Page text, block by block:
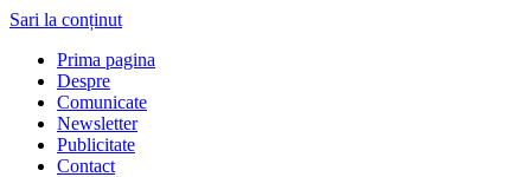
Sari la conținut
Prima pagina
Despre
Comunicate
Newsletter
Publicitate
Contact